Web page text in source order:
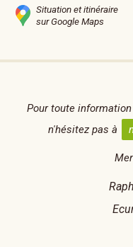
Situation et itinéraire
sur Google Maps
Pour toute
n'hésitez pas à